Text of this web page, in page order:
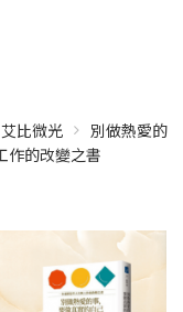
艾比微光
別做熱愛的
作的改變之書